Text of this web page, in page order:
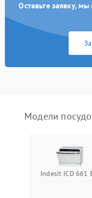
Не работает сушилка
Сбои в работе таймера
Оставьте заявку,
Модели
Indesit ICD 661